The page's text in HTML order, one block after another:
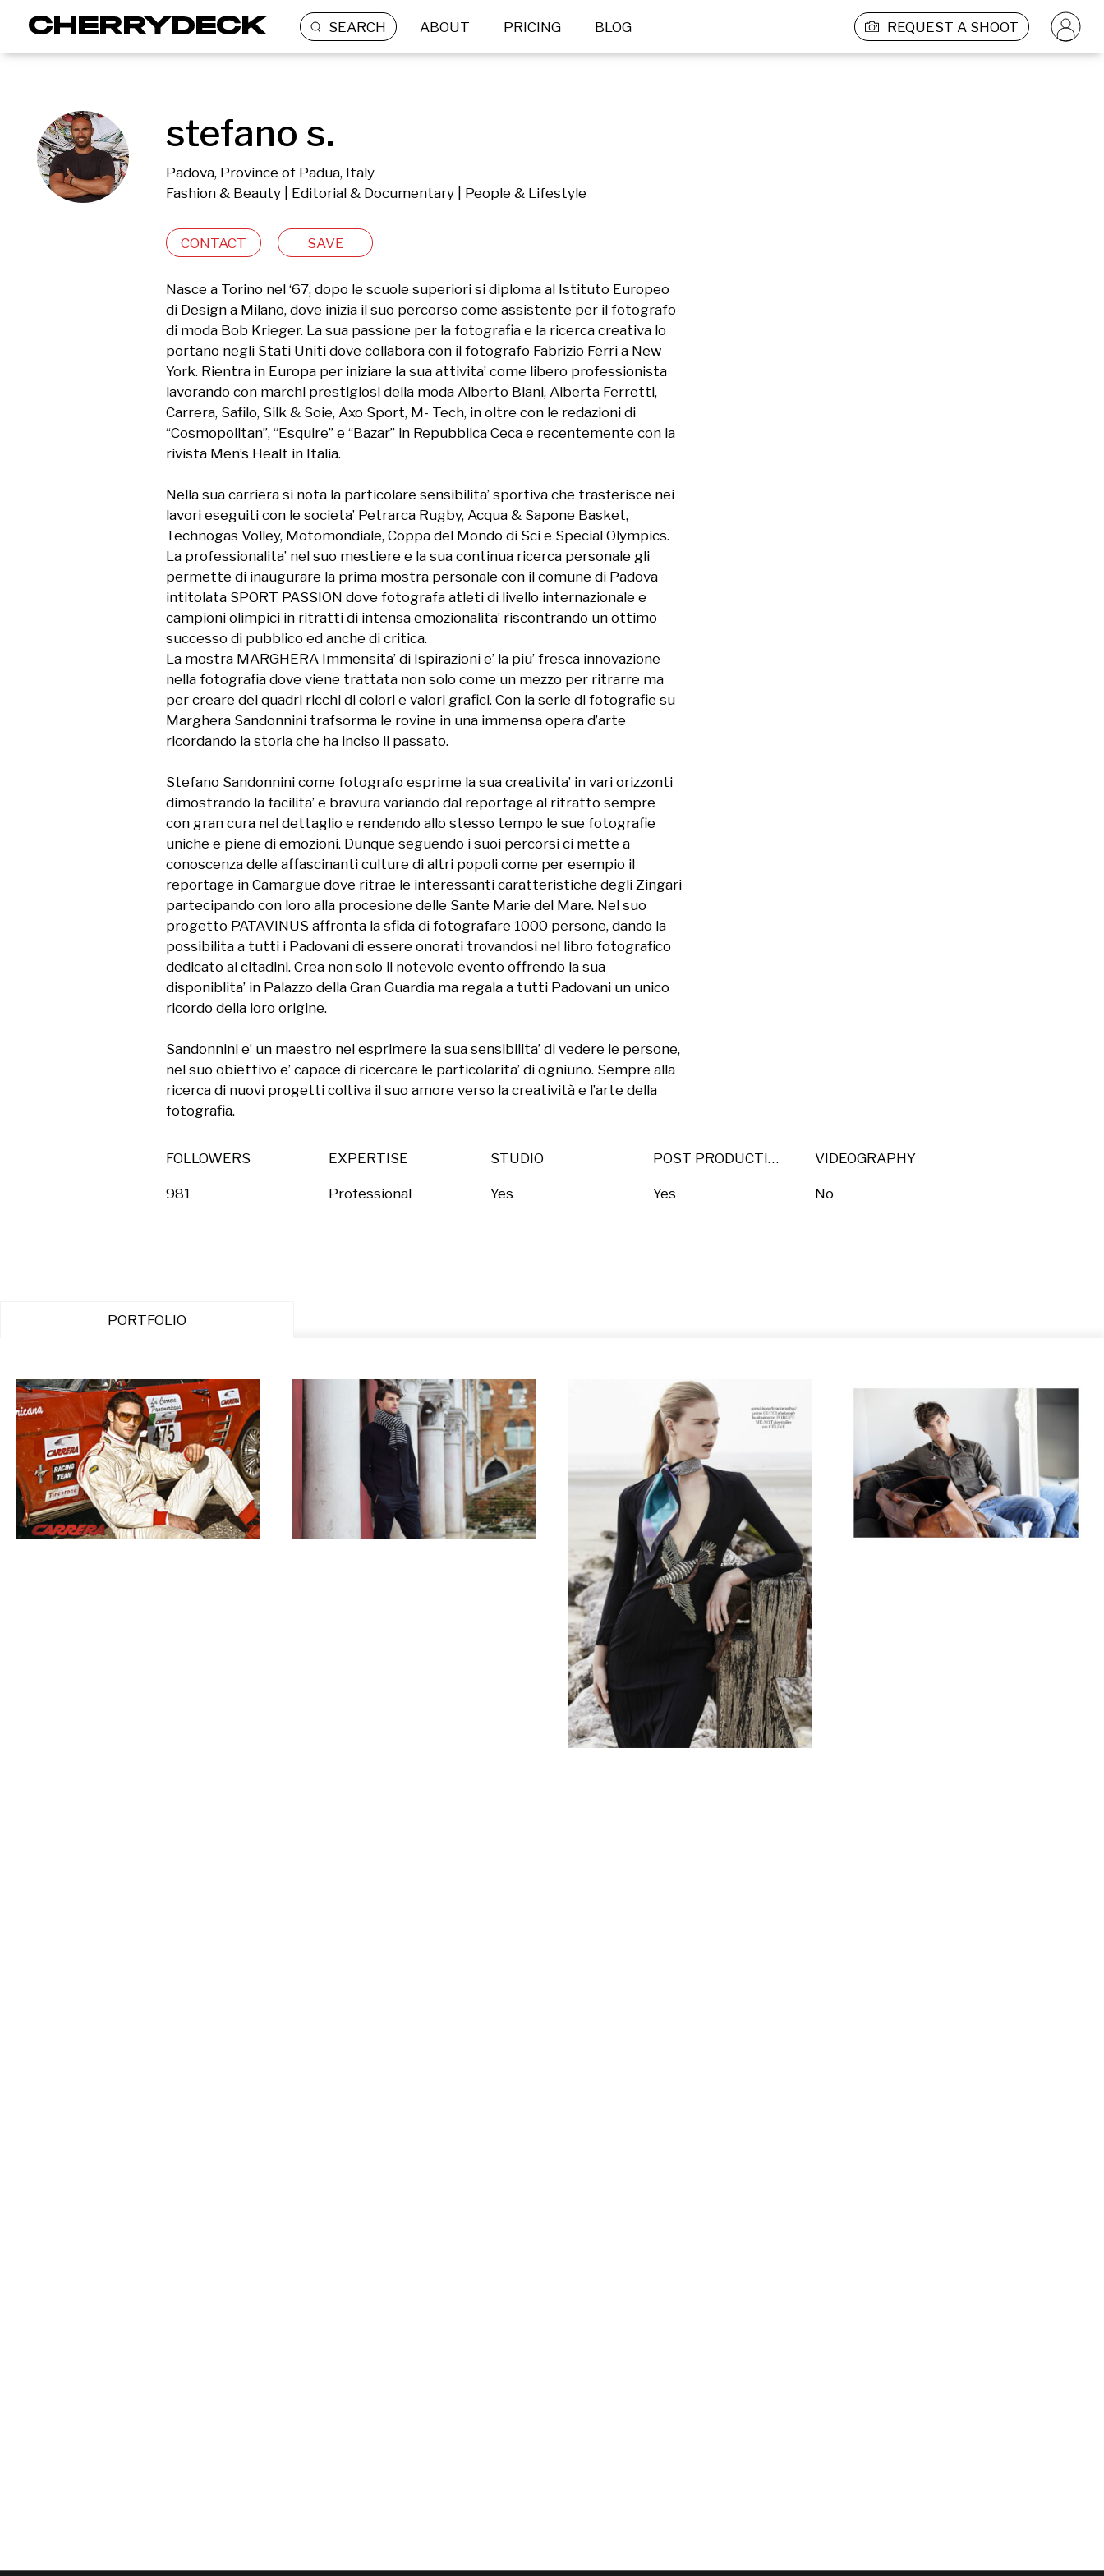
SEARCH ABOUT PRICING BLOG REQUEST A SHOOT
stefano s.
Padova, Province of Padua, Italy
Fashion & Beauty | Editorial & Documentary | People & Lifestyle
CONTACT SAVE
Nasce a Torino nel ‘67, dopo le scuole superiori si diploma al Istituto Europeo
di Design a Milano, dove inizia il suo percorso come assistente per il fotografo
di moda Bob Krieger. La sua passione per la fotografia e la ricerca creativa lo
portano negli Stati Uniti dove collabora con il fotografo Fabrizio Ferri a New
York. Rientra in Europa per iniziare la sua attivita’ come libero professionista
lavorando con marchi prestigiosi della moda Alberto Biani, Alberta Ferretti,
Carrera, Safilo, Silk & Soie, Axo Sport, M- Tech, in oltre con le redazioni di
“Cosmopolitan”, “Esquire” e “Bazar” in Repubblica Ceca e recentemente con la
rivista Men’s Healt in Italia.
Nella sua carriera si nota la particolare sensibilita’ sportiva che trasferisce nei
lavori eseguiti con le societa’ Petrarca Rugby, Acqua & Sapone Basket,
Technogas Volley, Motomondiale, Coppa del Mondo di Sci e Special Olympics.
La professionalita’ nel suo mestiere e la sua continua ricerca personale gli
permette di inaugurare la prima mostra personale con il comune di Padova
intitolata SPORT PASSION dove fotografa atleti di livello internazionale e
campioni olimpici in ritratti di intensa emozionalita’ riscontrando un ottimo
successo di pubblico ed anche di critica.
La mostra MARGHERA Immensita’ di Ispirazioni e’ la piu’ fresca innovazione
nella fotografia dove viene trattata non solo come un mezzo per ritrarre ma
per creare dei quadri ricchi di colori e valori grafici. Con la serie di fotografie su
Marghera Sandonnini trafsorma le rovine in una immensa opera d’arte
ricordando la storia che ha inciso il passato.
Stefano Sandonnini come fotografo esprime la sua creativita’ in vari orizzonti
dimostrando la facilita’ e bravura variando dal reportage al ritratto sempre
con gran cura nel dettaglio e rendendo allo stesso tempo le sue fotografie
uniche e piene di emozioni. Dunque seguendo i suoi percorsi ci mette a
conoscenza delle affascinanti culture di altri popoli come per esempio il
reportage in Camargue dove ritrae le interessanti caratteristiche degli Zingari
partecipando con loro alla procesione delle Sante Marie del Mare. Nel suo
progetto PATAVINUS affronta la sfida di fotografare 1000 persone, dando la
possibilita a tutti i Padovani di essere onorati trovandosi nel libro fotografico
dedicato ai citadini. Crea non solo il notevole evento offrendo la sua
disponiblita’ in Palazzo della Gran Guardia ma regala a tutti Padovani un unico
ricordo della loro origine.
Sandonnini e’ un maestro nel esprimere la sua sensibilita’ di vedere le persone,
nel suo obiettivo e’ capace di ricercare le particolarita’ di ogniuno. Sempre alla
ricerca di nuovi progetti coltiva il suo amore verso la creatività e l’arte della
fotografia.
FOLLOWERS
981
EXPERTISE
Professional
STUDIO
Yes
POST PRODUCTION
Yes
VIDEOGRAPHY
No
PORTFOLIO